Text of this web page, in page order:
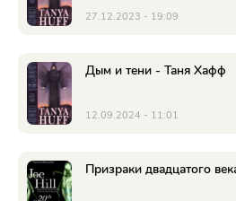
27.12.2023 - 19:09
Дым и тени - Таня Хафф
12.09.2024 - 11:01
Призраки двадцатого